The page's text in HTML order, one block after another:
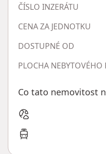
ČÍSLO INZERÁTU
CENA ZA JEDNOTKU
DOSTUPNÉ OD
PLOCHA NEBYTOVÉHO
Co tato nemovitost